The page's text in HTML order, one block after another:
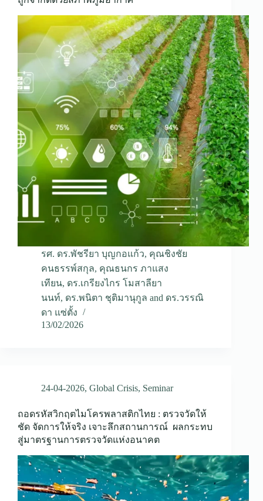
รศ. ดร.พัชรียา บุญกอแก้ว, คุณชิงชัย
คนธรรพ์สกุล, คุณธนกร ภาแสง
เทียน, ดร.เกรียงไกร โมสาลียา
นนท์, ดร.พนิตา ชุติมานุกูล and ดร.วรรณิ
ดา แซ่ตั้ง
13/02/2026
24-04-2026, Global Crisis, Seminar
ถอดรหัสวิกฤตไมโครพลาสติกไทย : ตรวจวัดให้
ชัด จัดการให้จริง เจาะลึกสถานการณ์ ผลกระทบ
สู่มาตรฐานการตรวจวัดแห่งอนาคต